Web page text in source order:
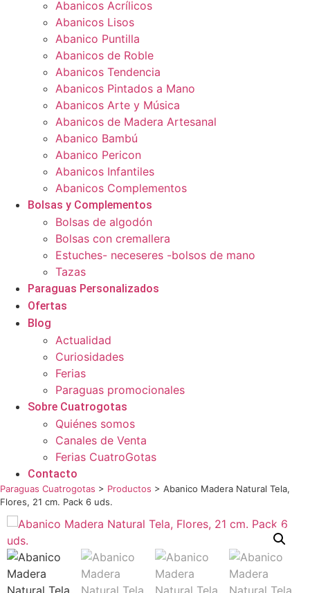
Abanicos Acrílicos
Abanicos Lisos
Abanico Puntilla
Abanicos de Roble
Abanicos Tendencia
Abanicos Pintados a Mano
Abanicos Arte y Música
Abanicos de Madera Artesanal
Abanico Bambú
Abanico Pericon
Abanicos Infantiles
Abanicos Complementos
Bolsas y Complementos
Bolsas de algodón
Bolsas con cremallera
Estuches- neceseres -bolsos de mano
Tazas
Paraguas Personalizados
Ofertas
Blog
Actualidad
Curiosidades
Ferias
Paraguas promocionales
Sobre Cuatrogotas
Quiénes somos
Canales de Venta
Ferias CuatroGotas
Contacto
Paraguas Cuatrogotas > Productos > Abanico Madera Natural Tela,
Flores, 21 cm. Pack 6 uds.